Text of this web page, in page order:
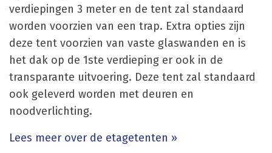
verdiepingen 3 meter en de tent zal standaard
worden voorzien van een trap. Extra opties zijn
deze tent voorzien van vaste glaswanden en is
het dak op de 1ste verdieping er ook in de
transparante uitvoering. Deze tent zal standaard
ook geleverd worden met deuren en
noodverlichting.
Lees meer over de etagetenten »